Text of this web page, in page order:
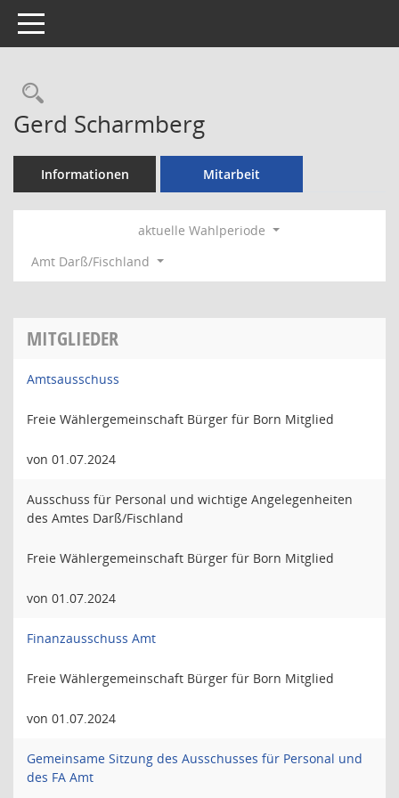
Toggle navigation
Rechercheauswahl
Gerd Scharmberg
Informationen Mitarbeit
aktuelle Wahlperiode
Amt Darß/Fischland
MITGLIEDER
Amtsausschuss
Freie Wählergemeinschaft Bürger für Born Mitglied
von 01.07.2024
Ausschuss für Personal und wichtige Angelegenheiten
des Amtes Darß/Fischland
Freie Wählergemeinschaft Bürger für Born Mitglied
von 01.07.2024
Finanzausschuss Amt
Freie Wählergemeinschaft Bürger für Born Mitglied
von 01.07.2024
Gemeinsame Sitzung des Ausschusses für Personal und
des FA Amt